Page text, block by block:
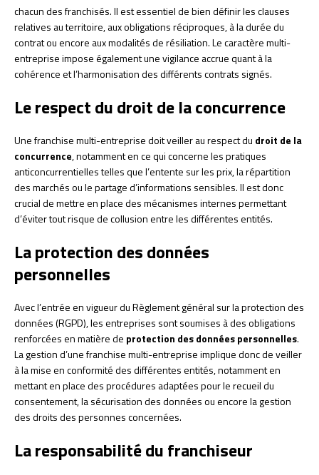
chacun des franchisés. Il est essentiel de bien définir les clauses
relatives au territoire, aux obligations réciproques, à la durée du
contrat ou encore aux modalités de résiliation. Le caractère multi-
entreprise impose également une vigilance accrue quant à la
cohérence et l’harmonisation des différents contrats signés.
Le respect du droit de la concurrence
Une franchise multi-entreprise doit veiller au respect du droit de la
concurrence, notamment en ce qui concerne les pratiques
anticoncurrentielles telles que l’entente sur les prix, la répartition
des marchés ou le partage d’informations sensibles. Il est donc
crucial de mettre en place des mécanismes internes permettant
d’éviter tout risque de collusion entre les différentes entités.
La protection des données
personnelles
Avec l’entrée en vigueur du Règlement général sur la protection des
données (RGPD), les entreprises sont soumises à des obligations
renforcées en matière de protection des données personnelles.
La gestion d’une franchise multi-entreprise implique donc de veiller
à la mise en conformité des différentes entités, notamment en
mettant en place des procédures adaptées pour le recueil du
consentement, la sécurisation des données ou encore la gestion
des droits des personnes concernées.
La responsabilité du franchiseur